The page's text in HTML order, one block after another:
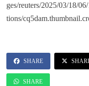
ges/reuters/2025/03/18/
tions/
SHARE
SHARE